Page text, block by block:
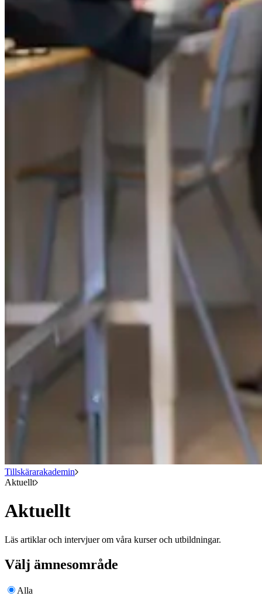
Tillskärarakademin
Aktuellt
Aktuellt
Läs artiklar och intervjuer om våra kurser och utbildningar.
Välj ämnesområde
Alla